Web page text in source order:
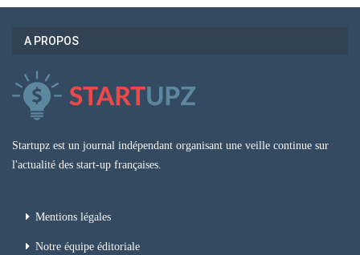
A PROPOS
Startupz est un journal indépendant organisant une veille continue sur
l'actualité des start-up françaises.
Mentions légales
Notre équipe éditoriale